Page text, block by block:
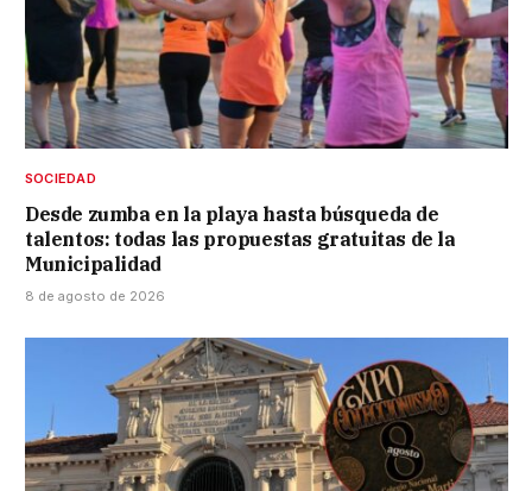
SOCIEDAD
Desde zumba en la playa hasta búsqueda de
talentos: todas las propuestas gratuitas de la
Municipalidad
8 de agosto de 2026